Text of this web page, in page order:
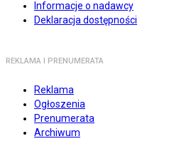
Informacje o nadawcy
Deklaracja dostępności
REKLAMA I PRENUMERATA
Reklama
Ogłoszenia
Prenumerata
Archiwum